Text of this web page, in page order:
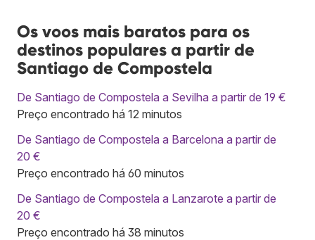
Os voos mais baratos para os
destinos populares a partir de
Santiago de Compostela
De Santiago de Compostela a Sevilha a partir de 19 €
Preço encontrado há 12 minutos
De Santiago de Compostela a Barcelona a partir de
20 €
Preço encontrado há 60 minutos
De Santiago de Compostela a Lanzarote a partir de
20 €
Preço encontrado há 38 minutos